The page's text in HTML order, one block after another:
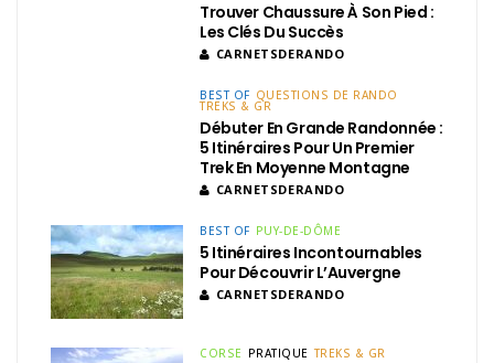
Trouver Chaussure À Son Pied :
Les Clés Du Succès
CARNETSDERANDO
BEST OF QUESTIONS DE RANDO
TREKS & GR
Débuter En Grande Randonnée :
5 Itinéraires Pour Un Premier
Trek En Moyenne Montagne
CARNETSDERANDO
BEST OF PUY-DE-DÔME
5 Itinéraires Incontournables
Pour Découvrir L’Auvergne
CARNETSDERANDO
CORSE PRATIQUE TREKS & GR